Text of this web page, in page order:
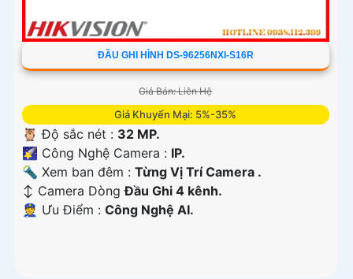
ĐẦU GHI HÌNH DS-96256NXI-S16R
Giá Bán: Liên Hệ
Giá Khuyến Mại: 5%-35%
🦉 Độ sắc nét : 32 MP.
🌠 Công Nghệ Camera : IP.
🔦 Xem ban đêm : Từng Vị Trí Camera .
↕️ Camera DòngĐầu Ghi 4 kênh.
️👮 Ưu Điểm : Công Nghệ AI.